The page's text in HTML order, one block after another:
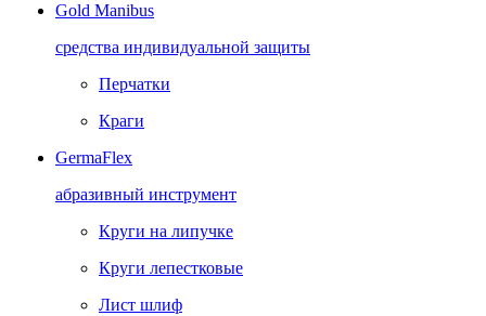
Gold Manibus
средства индивидуальной защиты
Перчатки
Краги
GermaFlex
абразивный инструмент
Круги на липучке
Круги лепестковые
Лист шлиф